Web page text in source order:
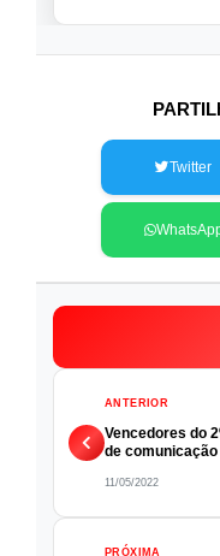
Twitter
ANTERIOR
Vencedores do
de comunicação
11/05/2022
PRÓXIMA